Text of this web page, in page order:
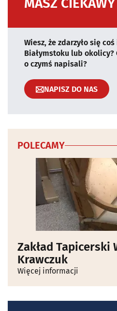
Wiesz, że zdarzyło się
Białymstoku lub okolicy?
o czymś napisali?
NAPISZ DO NAS
POLECAMY
Zakład Tapicerski
Krawczuk
Więcej informacji